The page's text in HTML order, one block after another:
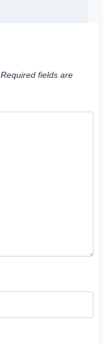
Required fields are